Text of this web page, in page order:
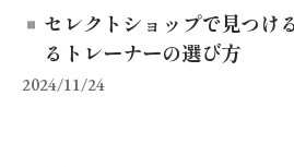
セレクトショップで見つけ
るトレーナーの選び方
2024/11/24